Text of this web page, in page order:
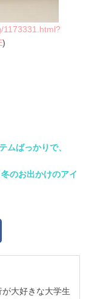
1173331.html?
)
ムばっかりで、
のお出かけのアイ
が大好きな大学生